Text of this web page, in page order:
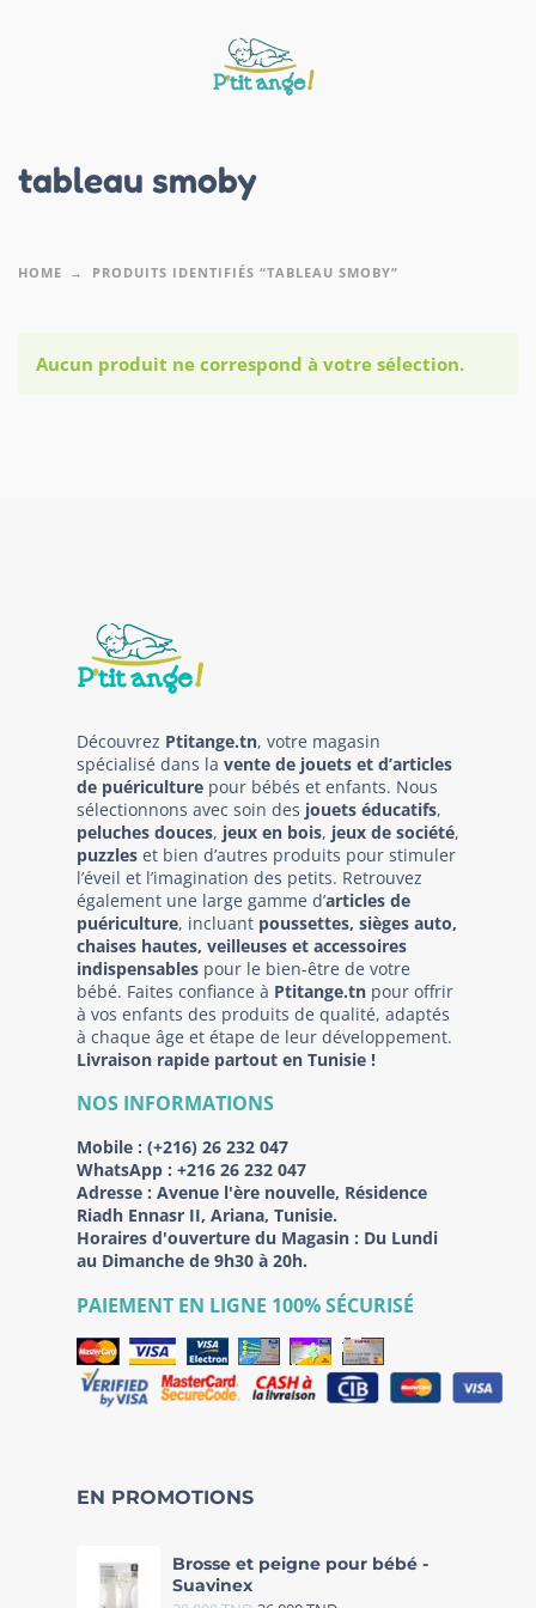
tableau smoby
HOME PRODUITS IDENTIFIÉS “TABLEAU SMOBY”
Aucun produit ne correspond à votre sélection.
Découvrez Ptitange.tn, votre magasin
spécialisé dans la vente de jouets et d’articles
de puériculture pour bébés et enfants. Nous
sélectionnons avec soin des jouets éducatifs,
peluches douces, jeux en bois, jeux de société,
puzzles et bien d’autres produits pour stimuler
l’éveil et l’imagination des petits. Retrouvez
également une large gamme d’articles de
puériculture, incluant poussettes, sièges auto,
chaises hautes, veilleuses et accessoires
indispensables pour le bien-être de votre
bébé. Faites confiance à Ptitange.tn pour offrir
à vos enfants des produits de qualité, adaptés
à chaque âge et étape de leur développement.
Livraison rapide partout en Tunisie !
NOS INFORMATIONS
Mobile : (+216) 26 232 047
WhatsApp : +216 26 232 047
Adresse : Avenue l'ère nouvelle, Résidence
Riadh Ennasr II, Ariana, Tunisie.
Horaires d'ouverture du Magasin : Du Lundi
au Dimanche de 9h30 à 20h.
PAIEMENT EN LIGNE 100% SÉCURISÉ
EN PROMOTIONS
Brosse et peigne pour bébé -
Suavinex